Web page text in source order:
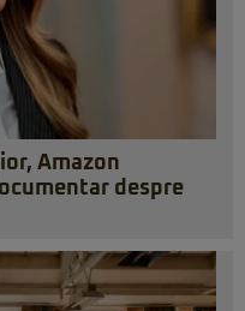
Amazon
despre